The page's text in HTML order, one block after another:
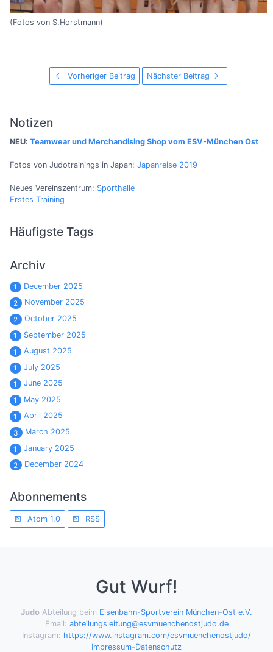
(Fotos von S.Horstmann)
Vorheriger Beitrag Nächster Beitrag
Notizen
NEU: Teamwear und Merchandising Shop vom ESV-München Ost
Fotos von Judotrainings in Japan: Japanreise 2019
Neues Vereinszentrum: Sporthalle
Erstes Training
Häufigste Tags
Archiv
1
December 2025
2
November 2025
2
October 2025
1
September 2025
1
August 2025
1
July 2025
1
June 2025
1
May 2025
1
April 2025
3
March 2025
1
January 2025
2
December 2024
Abonnements
Atom 1.0 RSS
Gut Wurf!
Judo Abteilung beim Eisenbahn-Sportverein München-Ost e.V.
Email: abteilungsleitung@esvmuenchenostjudo.de
Instagram: https://www.instagram.com/esvmuenchenostjudo/
Impressum-Datenschutz